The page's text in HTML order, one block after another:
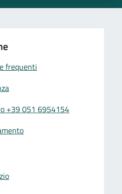
frequenti
+39 051 6954154